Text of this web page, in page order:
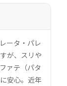
ータ・パレ
が、スリや
ァテ（パタ
安心。近年